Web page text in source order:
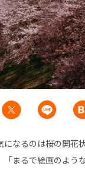
になるのは桜の開花
「まるで絵画のよう